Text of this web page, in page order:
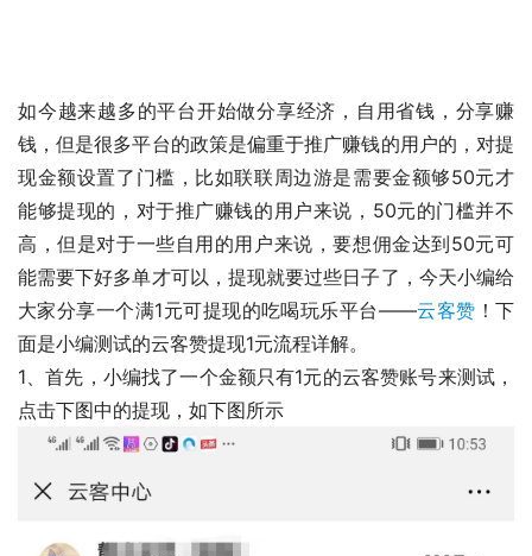
如今越来越多的平台开始做分享经济，自用省钱，分享赚
钱，但是很多平台的政策是偏重于推广赚钱的用户的，对提
现金额设置了门槛，比如联联周边游是需要金额够50元才
能够提现的，对于推广赚钱的用户来说，50元的门槛并不
高，但是对于一些自用的用户来说，要想佣金达到50元可
能需要下好多单才可以，提现就要过些日子了，今天小编给
大家分享一个满1元可提现的吃喝玩乐平台——云客赞 ！下
面是小编测试的云客赞提现1元流程详解。
1、首先，小编找了一个金额只有1元的云客赞账号来测试，
点击下图中的提现，如下图所示